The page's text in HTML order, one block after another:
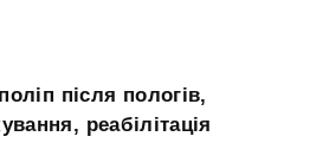
після пологів,
реабілітація